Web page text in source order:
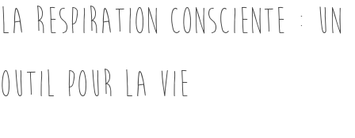
La respiration consciente : un
outil pour la vie